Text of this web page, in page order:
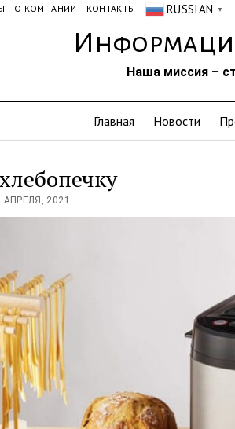
О КОМПАНИИ КОНТАКТЫ RUSSIAN ▼
Наша миссия –
Главная Новости
2021